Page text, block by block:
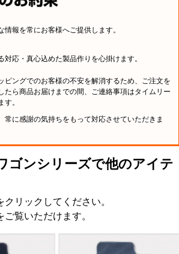
情報を常にお客様へご提供します。
対応・真心込めた製品作りを心掛けます。
ピングでのお客様の不安を解消するため、ご注文を
たら商品お届けまでの間、ご連絡事項はタイムリー
す。
常に感謝の気持ちをもって対応させていただきま
ゴンシリーズで他のアイテ
リックしてください。
覧いただけます。